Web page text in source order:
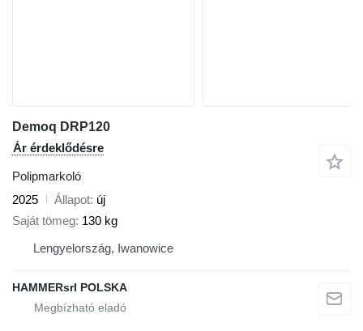
Demoq DRP120
Ár érdeklődésre
Polipmarkoló
2025
Állapot új
Saját tömeg 130 kg
Lengyelország, Iwanowice
HAMMERsrl POLSKA